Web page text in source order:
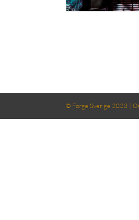
© Forge Sverige 2023 |